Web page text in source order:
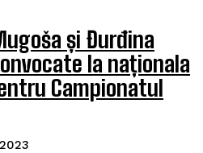
și Đurđina
la naționala
Campionatul